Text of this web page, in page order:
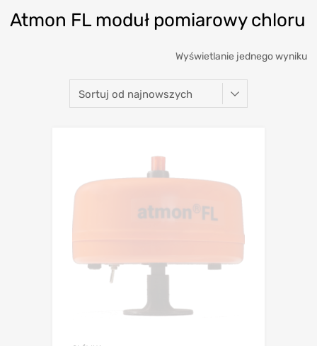
Atmon FL moduł pomiarowy chloru
Wyświetlanie jednego wyniku